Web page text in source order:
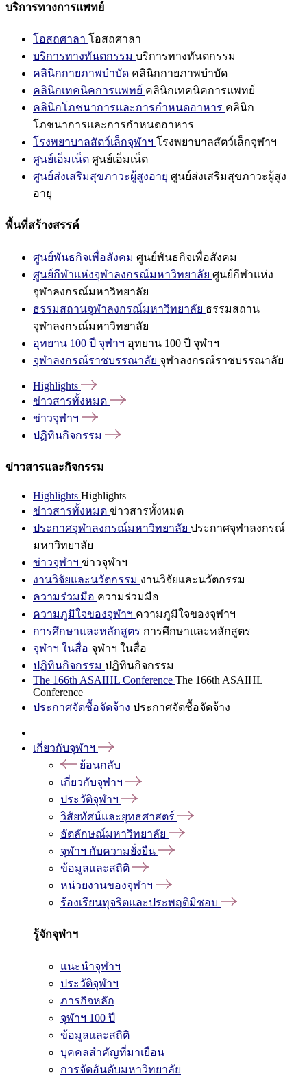
บริการทางการแพทย์
โอสถศาลา โอสถศาลา
บริการทางทันตกรรม บริการทางทันตกรรม
คลินิกกายภาพบำบัด คลินิกกายภาพบำบัด
คลินิกเทคนิคการแพทย์ คลินิกเทคนิคการแพทย์
คลินิกโภชนาการและการกำหนดอาหาร คลินิก
โภชนาการและการกำหนดอาหาร
โรงพยาบาลสัตว์เล็กจุฬาฯ โรงพยาบาลสัตว์เล็กจุฬาฯ
ศูนย์เอ็มเน็ต ศูนย์เอ็มเน็ต
ศูนย์ส่งเสริมสุขภาวะผู้สูงอายุ ศูนย์ส่งเสริมสุขภาวะผู้สูง
อายุ
พื้นที่สร้างสรรค์
ศูนย์พันธกิจเพื่อสังคม ศูนย์พันธกิจเพื่อสังคม
ศูนย์กีฬาแห่งจุฬาลงกรณ์มหาวิทยาลัย ศูนย์กีฬาแห่ง
จุฬาลงกรณ์มหาวิทยาลัย
ธรรมสถานจุฬาลงกรณ์มหาวิทยาลัย ธรรมสถาน
จุฬาลงกรณ์มหาวิทยาลัย
อุทยาน 100 ปี จุฬาฯ อุทยาน 100 ปี จุฬาฯ
จุฬาลงกรณ์ราชบรรณาลัย จุฬาลงกรณ์ราชบรรณาลัย
Highlights
ข่าวสารทั้งหมด
ข่าวจุฬาฯ
ปฏิทินกิจกรรม
ข่าวสารและกิจกรรม
Highlights Highlights
ข่าวสารทั้งหมด ข่าวสารทั้งหมด
ประกาศจุฬาลงกรณ์มหาวิทยาลัย ประกาศจุฬาลงกรณ์
มหาวิทยาลัย
ข่าวจุฬาฯ ข่าวจุฬาฯ
งานวิจัยและนวัตกรรม งานวิจัยและนวัตกรรม
ความร่วมมือ ความร่วมมือ
ความภูมิใจของจุฬาฯ ความภูมิใจของจุฬาฯ
การศึกษาและหลักสูตร การศึกษาและหลักสูตร
จุฬาฯ ในสื่อ จุฬาฯ ในสื่อ
ปฏิทินกิจกรรม ปฏิทินกิจกรรม
The 166th ASAIHL Conference The 166th ASAIHL
Conference
ประกาศจัดซื้อจัดจ้าง ประกาศจัดซื้อจัดจ้าง
เกี่ยวกับจุฬาฯ
ย้อนกลับ
เกี่ยวกับจุฬาฯ
ประวัติจุฬาฯ
วิสัยทัศน์และยุทธศาสตร์
อัตลักษณ์มหาวิทยาลัย
จุฬาฯ กับความยั่งยืน
ข้อมูลและสถิติ
หน่วยงานของจุฬาฯ
ร้องเรียนทุจริตและประพฤติมิชอบ
รู้จักจุฬาฯ
แนะนำจุฬาฯ
ประวัติจุฬาฯ
ภารกิจหลัก
จุฬาฯ 100 ปี
ข้อมูลและสถิติ
บุคคลสำคัญที่มาเยือน
การจัดอันดับมหาวิทยาลัย